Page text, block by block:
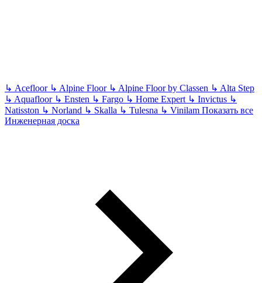
↳ Acefloor ↳ Alpine Floor ↳ Alpine Floor by Classen ↳ Alta Step
↳ Aquafloor ↳ Ensten ↳ Fargo ↳ Home Expert ↳ Invictus ↳
Natisston ↳ Norland ↳ Skalla ↳ Tulesna ↳ Vinilam Показать все
Инженерная доска